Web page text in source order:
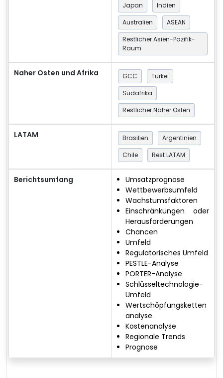
Japan
Indien
Australien
ASEAN
Restlicher Asien-Pazifik-
Raum
Naher Osten und Afrika GCC
Türkei
Südafrika
Restlicher Naher Osten
LATAM Brasilien
Argentinien
Chile
Rest LATAM
Berichtsumfang
Umsatzprognose
Wettbewerbsumfeld
Wachstumsfaktoren
Einschränkungen oder
Herausforderungen
Chancen
Umfeld
Regulatorisches Umfeld
PESTLE-Analyse
PORTER-Analyse
Schlüsseltechnologie-
Umfeld
Wertschöpfungsketten
analyse
Kostenanalyse
Regionale Trends
Prognose